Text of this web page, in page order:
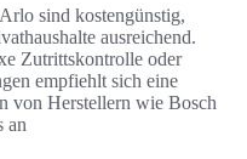
sind kostengünstig,
ausreichend.
Zutrittskontrolle oder
empfiehlt sich eine
von Herstellern wie Bosch
an